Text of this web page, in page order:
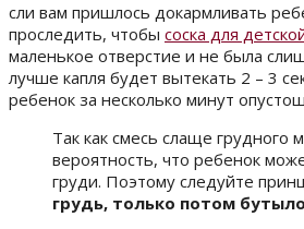
сли вам пришлось докармливать
проследить, чтобы соска для
маленькое отверстие и не была
лучше капля будет вытекать 2 – 3
ребенок за несколько минут
Так как смесь слаще грудного
вероятность, что ребенок
груди. Поэтому следуйте
грудь, только потом